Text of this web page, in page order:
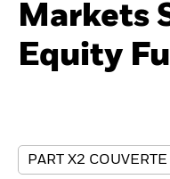
Produits
Thèmes
Particuliers
Markets
Equity